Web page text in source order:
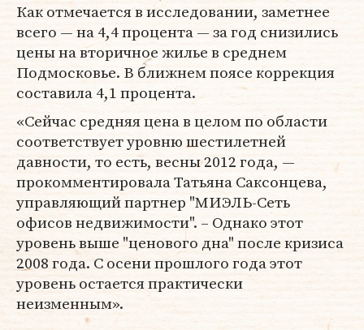
Как отмечается в исследовании, заметнее
всего — на 4,4 процента — за год снизились
цены на вторичное жилье в среднем
Подмосковье. В ближнем поясе коррекция
составила 4,1 процента.
«Сейчас средняя цена в целом по области
соответствует уровню шестилетней
давности, то есть, весны 2012 года, —
прокомментировала Татьяна Саксонцева,
управляющий партнер "МИЭЛЬ-Сеть
офисов недвижимости". – Однако этот
уровень выше "ценового дна" после кризиса
2008 года. С осени прошлого года этот
уровень остается практически
неизменным».